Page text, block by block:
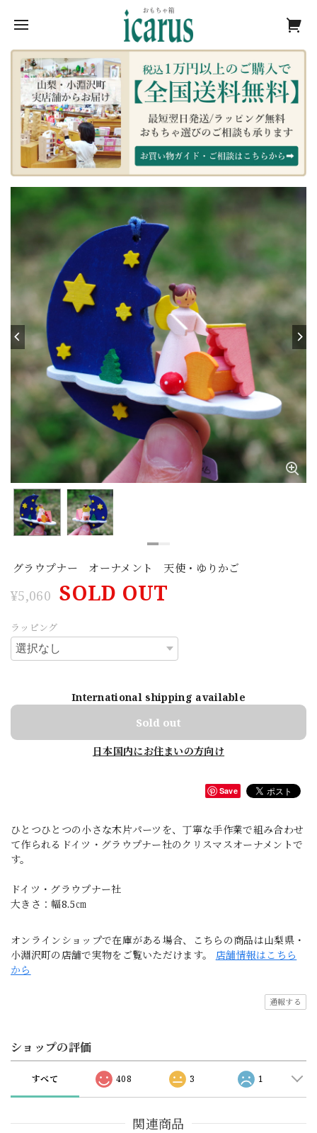
グラウプナー オーナメント 天使・ゆりかご
¥5,060 SOLD OUT
ラッピング
International shipping available
Sold out
日本国内にお住まいの方向け
Save
ひとつひとつの小さな木片パーツを、丁寧な手作業で組み合わせ
て作られるドイツ・グラウプナー社のクリスマスオーナメントで
す。
ドイツ・グラウプナー社
大きさ：幅8.5㎝
オンラインショップで在庫がある場合、こちらの商品は山梨県・
小淵沢町の店舗で実物をご覧いただけます。 店舗情報はこちら
から
通報する
ショップの評価
すべて 408 3 1
関連商品